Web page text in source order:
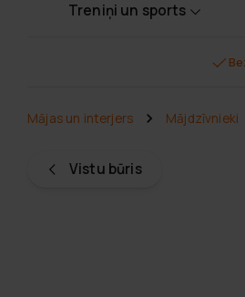
Treniņi un sports
Vistu būris
Mājas un interjers Mājdzīvnieki